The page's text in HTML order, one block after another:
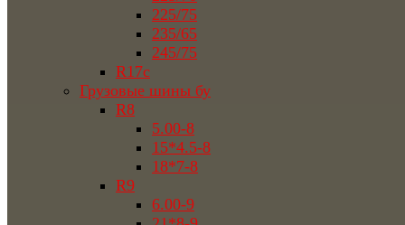
225/75
235/65
245/75
R17c
Грузовые шины бу
R8
5.00-8
15*4.5-8
18*7-8
R9
6.00-9